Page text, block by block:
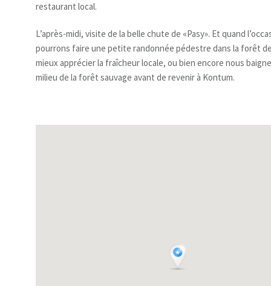
restaurant local.
L’après-midi, visite de la belle chute de «Pasy». Et quand
pourrons faire une petite randonnée pédestre dans la forêt
mieux apprécier la fraîcheur locale, ou bien encore nous
milieu de la forêt sauvage avant de revenir à Kontum.